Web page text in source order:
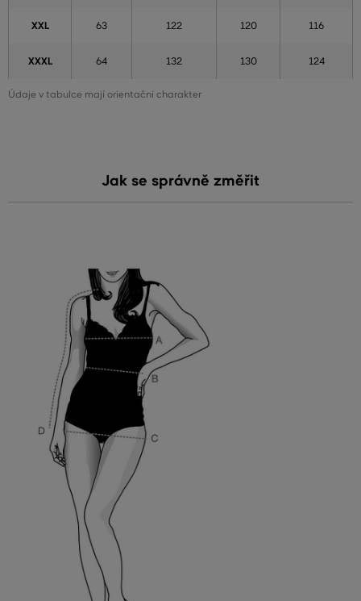
Údaje v tabulce mají orientační charakter
XXL 63 122 120 116
XXXL 64 132 130 124
Jak se správně změřit